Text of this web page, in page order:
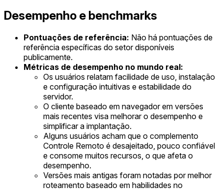
Desempenho e benchmarks
Pontuações de referência: Não há pontuações de
referência específicas do setor disponíveis
publicamente.
Métricas de desempenho no mundo real:
Os usuários relatam facilidade de uso, instalação
e configuração intuitivas e estabilidade do
servidor.
O cliente baseado em navegador em versões
mais recentes visa melhorar o desempenho e
simplificar a implantação.
Alguns usuários acham que o complemento
Controle Remoto é desajeitado, pouco confiável
e consome muitos recursos, o que afeta o
desempenho.
Versões mais antigas foram notadas por melhor
roteamento baseado em habilidades no